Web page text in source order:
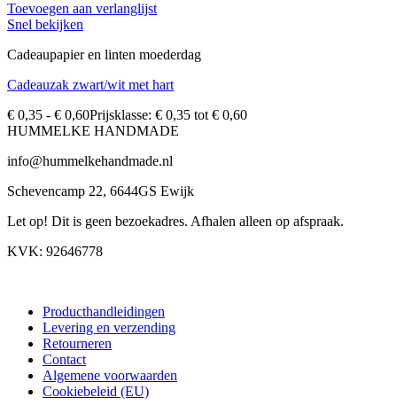
Toevoegen aan verlanglijst
Snel bekijken
Cadeaupapier en linten moederdag
Cadeauzak zwart/wit met hart
€ 0,35 - € 0,60Prijsklasse: € 0,35 tot € 0,60
HUMMELKE HANDMADE
info@hummelkehandmade.nl
Schevencamp 22, 6644GS Ewijk
Let op! Dit is geen bezoekadres. Afhalen alleen op afspraak.
KVK: 92646778
Producthandleidingen
Levering en verzending
Retourneren
Contact
Algemene voorwaarden
Cookiebeleid (EU)